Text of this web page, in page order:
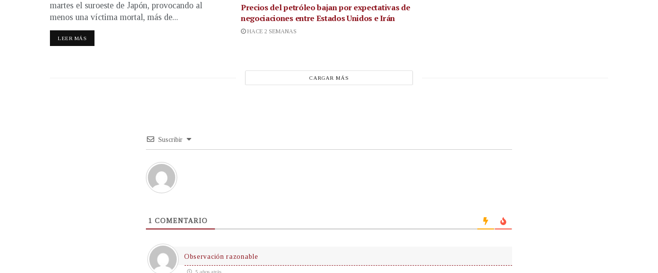
martes el suroeste de Japón, provocando al
menos una víctima mortal, más de...
LEER MÁS
Precios del petróleo bajan por expectativas de
negociaciones entre Estados Unidos e Irán
HACE 2 SEMANAS
CARGAR MÁS
Suscribir
1 COMENTARIO
Observación razonable
5 años atrás